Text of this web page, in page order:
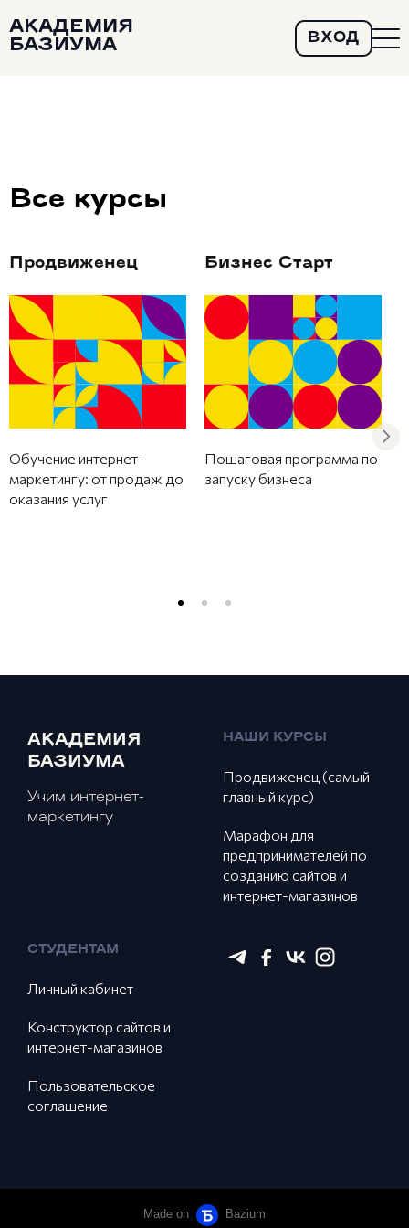
АКАДЕМИЯ
БАЗИУМА
ВХОД
Все курсы
Продвиженец
Обучение интернет-
маркетингу: от продаж до
оказания услуг
Бизнес Старт
Пошаговая программа по
запуску бизнеса
АКАДЕМИЯ
БАЗИУМА
Учим интернет-
маркетингу
НАШИ КУРСЫ
Продвиженец (самый
главный курс)
Марафон для
предпринимателей по
созданию сайтов и
интернет-магазинов
СТУДЕНТАМ
Личный кабинет
Конструктор сайтов и
интернет-магазинов
Пользовательское
соглашение
Made on Bazium